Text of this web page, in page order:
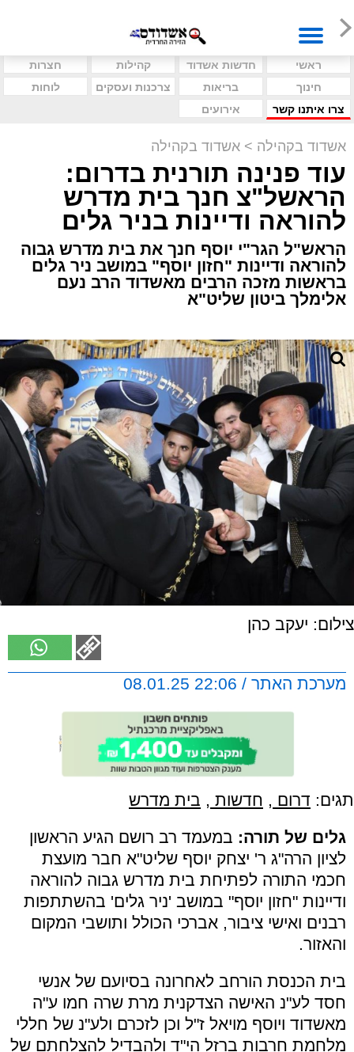
ראשי חדשות אשדוד קהילות
חצרות
חינוך
בריאות צרכנות ועסקים
לוחות
צרו איתנו קשר
אירועים
אשדוד בקהילה > אשדוד בקהילה
עוד פנינה תורנית בדרום:
הראשל"צ חנך בית מדרש
להוראה ודיינות בניר גלים
הראש"ל הגר"י יוסף חנך את בית מדרש גבוה
להוראה ודיינות "חזון יוסף" במושב ניר גלים
בראשות מזכה הרבים מאשדוד הרב נעם
אלימלך ביטון שליט"א
צילום: יעקב כהן
מערכת האתר / 22:06 08.01.25
תגים: דרום , חדשות , בית מדרש
גלים של תורה: במעמד רב רושם הגיע הראשון
לציון הרה"ג ר' יצחק יוסף שליט"א חבר מועצת
חכמי התורה לפתיחת בית מדרש גבוה להוראה
ודיינות "חזון יוסף" במושב 'ניר גלים' בהשתתפות
רבנים ואישי ציבור, אברכי הכולל ותושבי המקום
והאזור.
בית הכנסת הורחב לאחרונה בסיועם של אנשי
חסד לע"נ האישה הצדקנית מרת שרה חמו ע"ה
מאשדוד ויוסף מויאל ז"ל וכן לזכרם ולע"נ של חללי
מלחמת חרבות ברזל הי"ד ולהבדיל להצלחתם של